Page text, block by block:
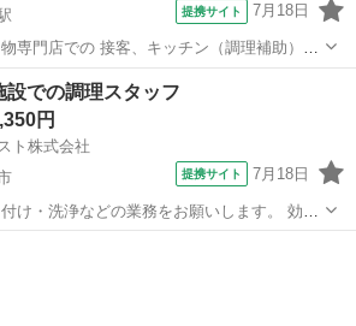
提携サイト 7月18日
専門店での 接客、キッチン（調理補助）業
ー数はそこまで多くないので 未経験の方も
と...
前津駅 その他
設での調理スタッフ
円
ト株式会社
提携サイト 7月18日
け・洗浄などの業務をお願いします。 効率
るためにはどうしたらよいか、工夫を凝ら